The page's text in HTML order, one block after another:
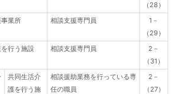
（28）
業所
相談支援専門員
1－
（29）
行う施設
相談支援専門員
2－
（31）
共同生活介
護を行う施
相談援助業務を行っている専
任の職員
2－
（27）